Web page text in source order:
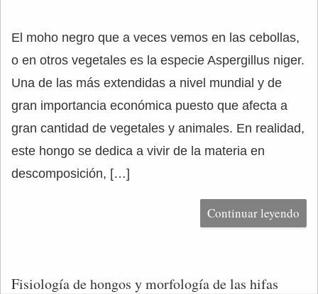
El moho negro que a veces vemos en las cebollas,
o en otros vegetales es la especie Aspergillus niger.
Una de las más extendidas a nivel mundial y de
gran importancia económica puesto que afecta a
gran cantidad de vegetales y animales. En realidad,
este hongo se dedica a vivir de la materia en
descomposición, […]
Continuar leyendo
Fisiología de hongos y morfología de las hifas